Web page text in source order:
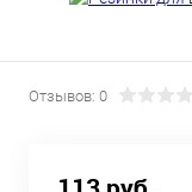
Отзывов: 0